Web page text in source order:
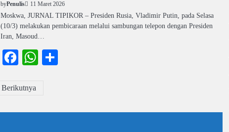
byPenulis 11 Maret 2026
Moskwa, JURNAL TIPIKOR – Presiden Rusia, Vladimir Putin, pada Selasa
(10/3) melakukan pembicaraan melalui sambungan telepon dengan Presiden
Iran, Masoud…
Facebook
WhatsApp
Berikutnya